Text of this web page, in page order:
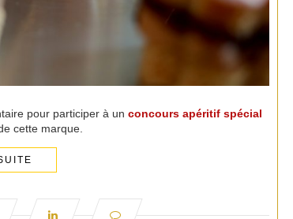
pour participer à un concours apéritif spécial
cette marque.